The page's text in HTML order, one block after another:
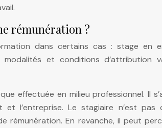
rémunération ?
dans certains cas : stage en
modalités et conditions d’attribution
effectuée en milieu professionnel. Il
et l’entreprise. Le stagiaire n’est pas
rémunération. En revanche, il peut